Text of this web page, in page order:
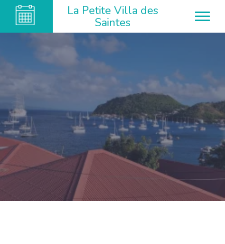
La Petite Villa des
Saintes